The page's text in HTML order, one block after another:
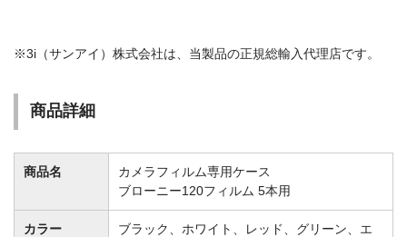
※3i（サンアイ）株式会社は、当製品の正規総輸入代理店です。
商品詳細
商品名
カメラフィルム専用ケース
ブローニー120フィルム 5本用
カラー
ブラック、ホワイト、レッド、グリーン、エ